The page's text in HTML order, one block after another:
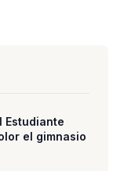
Estudiante
el gimnasio